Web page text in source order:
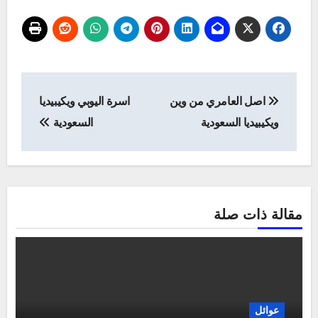
المقالات
اصل العامري من وين
ويكيبيديا السعودية
اسرة اليوبي ويكيبيديا
السعودية
مقالة ذات صلة
عوائل